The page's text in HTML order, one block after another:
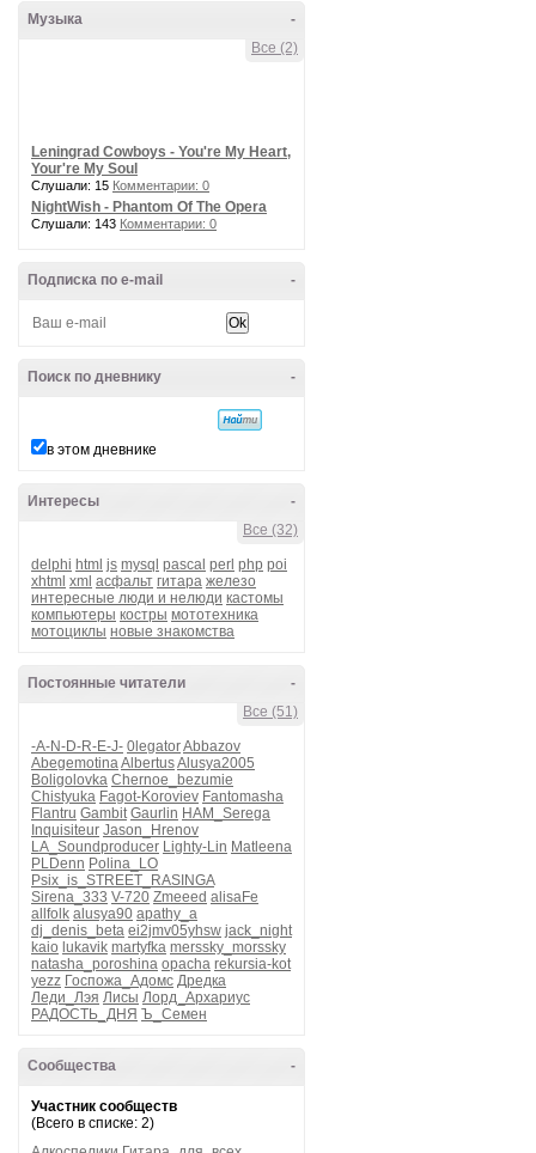
-
Музыка
Все (2)
Leningrad Cowboys - You're My Heart,
Your're My Soul
Слушали: 15 Комментарии: 0
NightWish - Phantom Of The Opera
Слушали: 143 Комментарии: 0
-
Подписка по e-mail
-
Поиск по дневнику
в этом дневнике
-
Интересы
Все (32)
delphi html js mysql pascal perl php poi
xhtml xml асфальт гитара железо
интересные люди и нелюди кастомы
компьютеры костры мототехника
мотоциклы новые знакомства
-
Постоянные читатели
Все (51)
-A-N-D-R-E-J- 0legatorAbbazov
AbegemotinaAlbertusAlusya2005
Boligolovka Chernoe_bezumie
Chistyuka Fagot-Koroviev Fantomasha
Flantru Gambit Gaurlin HAM_Serega
Inquisiteur Jason_Hrenov
LA_Soundproducer Lighty-Lin Matleena
PLDenn Polina_LO
Psix_is_STREET_RASINGA
Sirena_333 V-720 Zmeeed alisaFe
allfolk alusya90 apathy_a
dj_denis_beta ei2jmv05yhsw jack_night
kaio lukavik martyfka merssky_morssky
natasha_poroshina opacha rekursia-kot
yezz Госпожа_Адомс Дредка
Леди_Лэя Лисы Лорд_Архариус
РАДОСТЬ_ДНЯ Ъ_Семен
-
Сообщества
Участник сообществ
(Всего в списке: 2)